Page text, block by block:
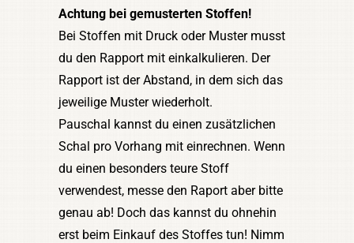
Achtung bei gemusterten Stoffen!
Bei Stoffen mit Druck oder Muster musst
du den Rapport mit einkalkulieren. Der
Rapport ist der Abstand, in dem sich das
jeweilige Muster wiederholt.
Pauschal kannst du einen zusätzlichen
Schal pro Vorhang mit einrechnen. Wenn
du einen besonders teure Stoff
verwendest, messe den Raport aber bitte
genau ab! Doch das kannst du ohnehin
erst beim Einkauf des Stoffes tun! Nimm